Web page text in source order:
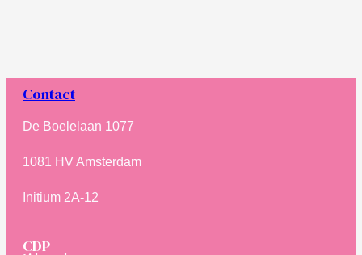
Contact
De Boelelaan 1077
1081 HV Amsterdam
Initium 2A-12
CDP